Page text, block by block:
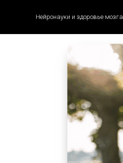
Нейронауки и здоровье мозга